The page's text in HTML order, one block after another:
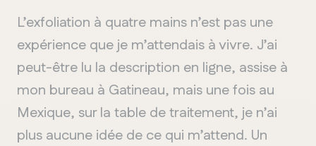
L’exfoliation à quatre mains n’est pas une
expérience que je m’attendais à vivre. J’ai
peut-être lu la description en ligne, assise à
mon bureau à Gatineau, mais une fois au
Mexique, sur la table de traitement, je n’ai
plus aucune idée de ce qui m’attend. Un